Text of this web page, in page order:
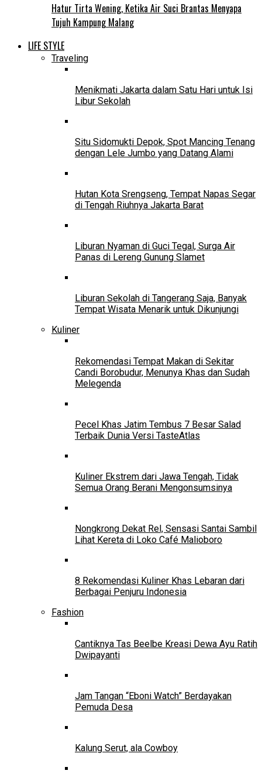
Hatur Tirta Wening, Ketika Air Suci Brantas Menyapa
Tujuh Kampung Malang
LIFE STYLE
Traveling
Menikmati Jakarta dalam Satu Hari untuk Isi
Libur Sekolah
Situ Sidomukti Depok, Spot Mancing Tenang
dengan Lele Jumbo yang Datang Alami
Hutan Kota Srengseng, Tempat Napas Segar
di Tengah Riuhnya Jakarta Barat
Liburan Nyaman di Guci Tegal, Surga Air
Panas di Lereng Gunung Slamet
Liburan Sekolah di Tangerang Saja, Banyak
Tempat Wisata Menarik untuk Dikunjungi
Kuliner
Rekomendasi Tempat Makan di Sekitar
Candi Borobudur, Menunya Khas dan Sudah
Melegenda
Pecel Khas Jatim Tembus 7 Besar Salad
Terbaik Dunia Versi TasteAtlas
Kuliner Ekstrem dari Jawa Tengah, Tidak
Semua Orang Berani Mengonsumsinya
Nongkrong Dekat Rel, Sensasi Santai Sambil
Lihat Kereta di Loko Café Malioboro
8 Rekomendasi Kuliner Khas Lebaran dari
Berbagai Penjuru Indonesia
Fashion
Cantiknya Tas Beelbe Kreasi Dewa Ayu Ratih
Dwipayanti
Jam Tangan “Eboni Watch” Berdayakan
Pemuda Desa
Kalung Serut, ala Cowboy